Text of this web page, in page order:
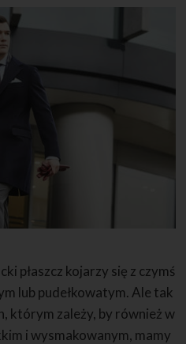
płaszcz kojarzy się z czymś
lub pudełkowatym. Ale tak
którym zależy, by również w
i wysmakowanym, mamy